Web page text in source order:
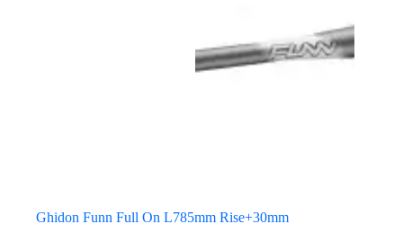
Ghidon Funn Full On L785mm Rise+30mm